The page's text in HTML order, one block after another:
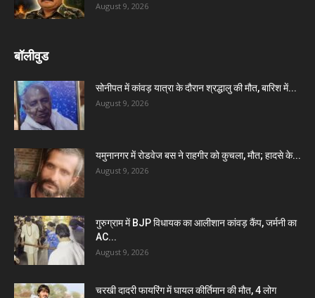
August 9, 2026
बॉलीवुड
सोनीपत में कांवड़ यात्रा के दौरान श्रद्धालु की मौत, बारिश में...
August 9, 2026
यमुनानगर में रोडवेज बस ने राहगीर को कुचला, मौत; हादसे के...
August 9, 2026
गुरुग्राम में BJP विधायक का आलीशान कांवड़ कैंप, जर्मनी का
AC...
August 9, 2026
चरखी दादरी फायरिंग में घायल कीर्तिमान की मौत, 4 लोग